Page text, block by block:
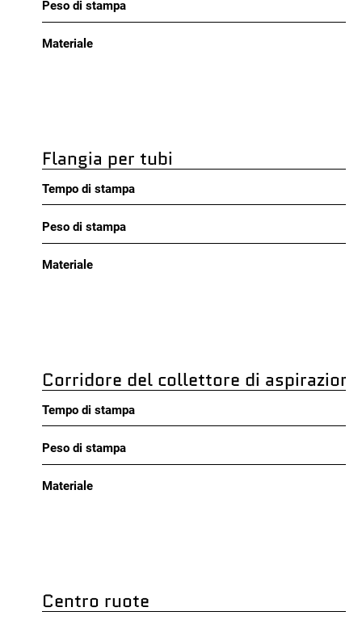
Peso di stampa
Materiale
Flangia per tubi
Tempo di stampa
Peso di stampa
Materiale
Corridore del collettore di
Tempo di stampa
Peso di stampa
Materiale
Centro ruote